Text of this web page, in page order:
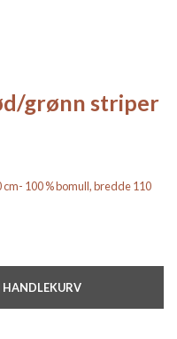
grønn striper
100 % bomull, bredde 110
HANDLEKURV